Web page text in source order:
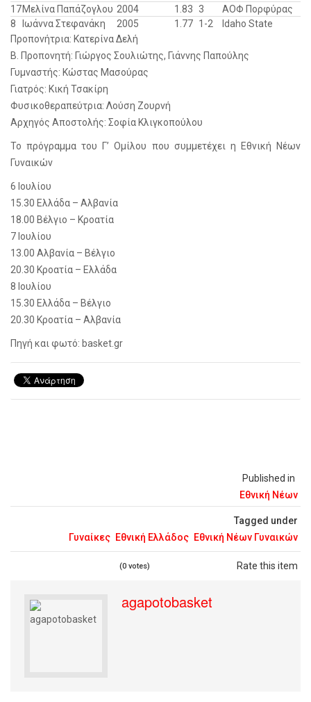
Published in
Εθνική Νέων
Tagged under
Γυναίκες Εθνική Ελλάδος Εθνική Νέων Γυναικών
Rate this item
(0 votes)
17Μελίνα Παπάζογλου 2004 1.83 3
ΑΟΦ Πορφύρας
8
Ιωάννα Στεφανάκη 2005 1.77 1-2
Idaho State
Προπονήτρια: Κατερίνα Δελή
Β. Προπονητή: Γιώργος Σουλιώτης, Γιάννης Παπούλης
Γυμναστής: Κώστας Μασούρας
Γιατρός: Κική Τσακίρη
Φυσικοθεραπεύτρια: Λούση Ζουρνή
Αρχηγός Αποστολής: Σοφία Κλιγκοπούλου
Το πρόγραμμα του Γ’ Ομίλου που συμμετέχει η Εθνική Νέων
Γυναικών
6 Ιουλίου
15.30 Ελλάδα – Αλβανία
18.00 Βέλγιο – Κροατία
7 Ιουλίου
13.00 Αλβανία – Βέλγιο
20.30 Κροατία – Ελλάδα
8 Ιουλίου
15.30 Ελλάδα – Βέλγιο
20.30 Κροατία – Αλβανία
Πηγή και φωτό: basket.gr
agapotobasket